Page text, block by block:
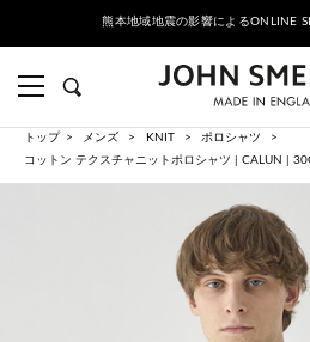
熊本地域地震の影響によるONLINE
トップ メンズ KNIT
ポロシャツ
コットン テクスチャニットポロシャツ | CALUN |